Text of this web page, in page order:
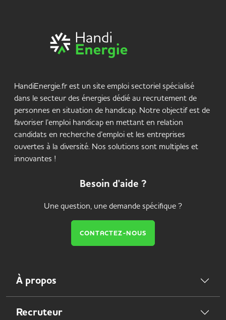
HandiEnergie.fr est un site emploi sectoriel spécialisé
dans le secteur des énergies dédié au recrutement de
personnes en situation de handicap. Notre objectif est de
favoriser l’emploi handicap en mettant en relation
candidats en recherche d’emploi et les entreprises
ouvertes à la diversité. Nos solutions sont multiples et
innovantes !
Besoin d'aide ?
Une question, une demande spécifique ?
CONTACTEZ-NOUS
À propos
Recruteur